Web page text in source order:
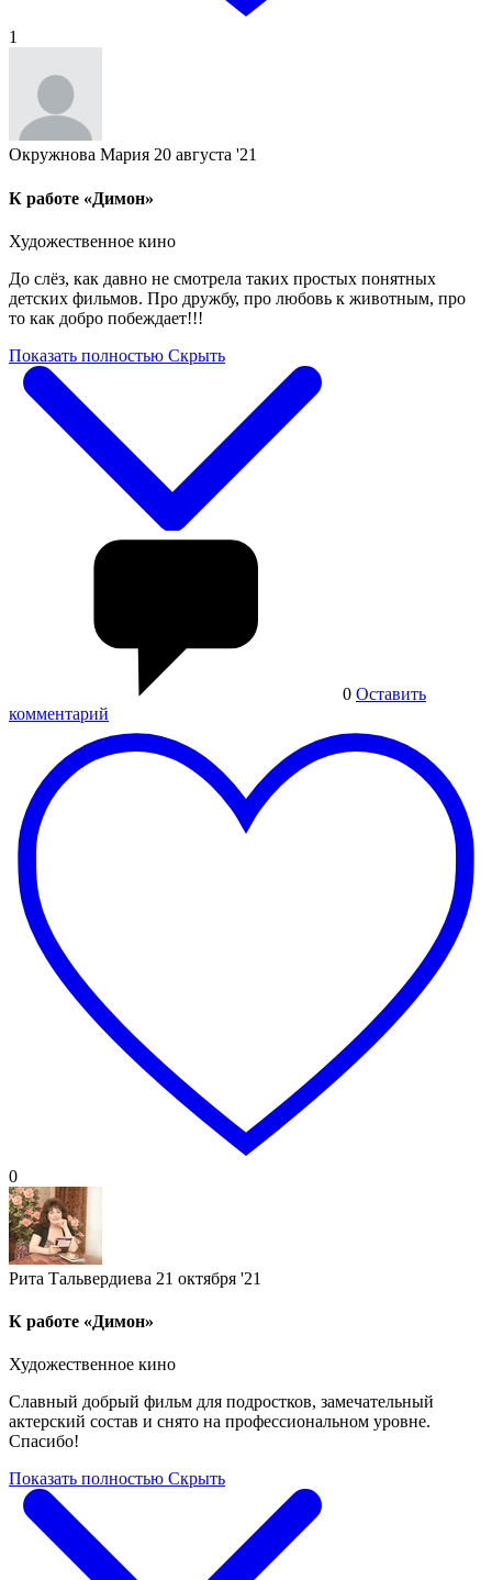
1
Окружнова Мария 20 августа '21
К работе «Димон»
Художественное кино
До слёз, как давно не смотрела таких простых понятных
детских фильмов. Про дружбу, про любовь к животным, про
то как добро побеждает!!!
Показать полностью Скрыть
0 Оставить
комментарий
0
Рита Тальвердиева 21 октября '21
К работе «Димон»
Художественное кино
Славный добрый фильм для подростков, замечательный
актерский состав и снято на профессиональном уровне.
Спасибо!
Показать полностью Скрыть